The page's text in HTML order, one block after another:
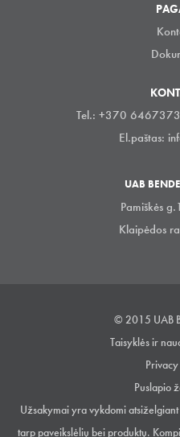
Tel.: +370
El.paštas:
UAB
Pamiškės
Klaipėdos
© 2015 UAB
Taisyklės ir
Puslapio
Užsakymai yra vykdomi
tarp paveikslėlių bei produktų.